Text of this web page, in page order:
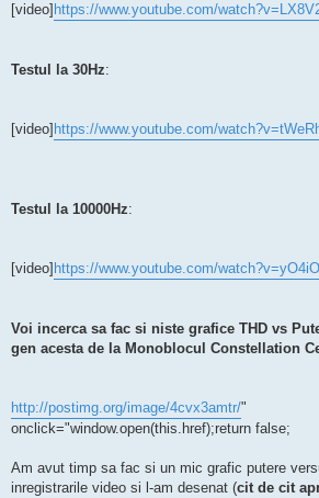
[video] https://www.youtube.com/
Testul la 30Hz:
[video] https://www.youtube.com/
Testul la 10000Hz:
[video] https://www.youtube.com/
Voi incerca sa fac si niste grafice THD vs
gen acesta de la Monoblocul Constellation
http://postimg.org/image/4cvx3amtr/"
onclick="window.open(this.href);return false;
Am avut timp sa fac si un mic grafic putere
inregistrarile video si l-am desenat (cit de cit